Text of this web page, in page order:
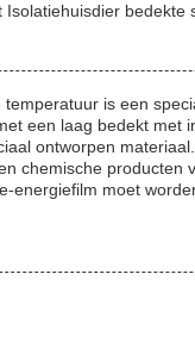
is een
een laag bedekt
ontworpen
chemische
energiefilm moet